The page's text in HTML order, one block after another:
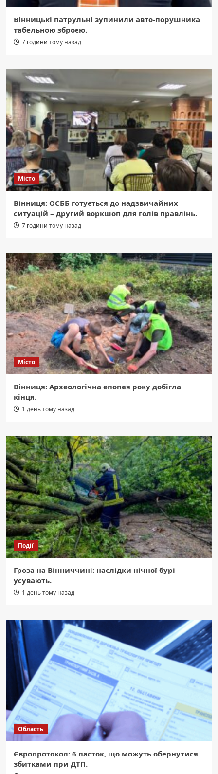
Вінницькі патрульні зупинили авто-порушника
табельною зброєю.
7 години тому назад
Місто
Вінниця: ОСББ готується до надзвичайних
ситуацій – другий воркшоп для голів правлінь.
7 години тому назад
Місто
Вінниця: Археологічна епопея року добігла
кінця.
1 день тому назад
Події
Гроза на Вінниччині: наслідки нічної бурі
усувають.
1 день тому назад
Область
Європротокол: 6 пасток, що можуть обернутися
збитками при ДТП.